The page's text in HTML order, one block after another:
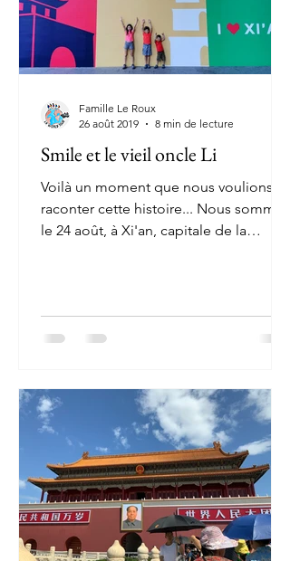
Smile et le vieil oncle Li
Voilà un moment que nous voulions
raconter cette histoire... Nous sommes
le 24 août, à Xi'an, capitale de la
Famille Le Roux
26 août 2019
8 min de lecture